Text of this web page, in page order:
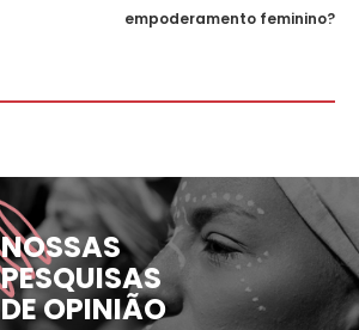
empoderamento feminino?
NOSSAS
PESQUISAS
DE OPINIÃO